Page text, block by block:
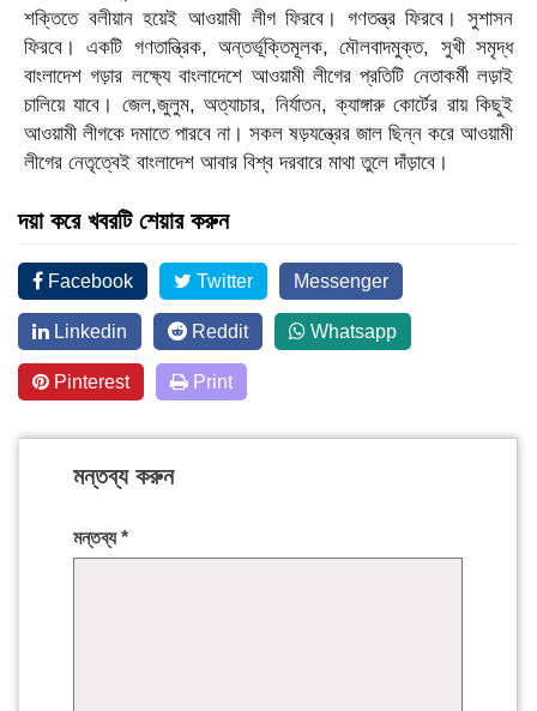
শক্তিতে বলীয়ান হয়েই আওয়ামী লীগ ফিরবে। গণতন্ত্র ফিরবে। সুশাসন
ফিরবে। একটি গণতান্ত্রিক, অন্তর্ভূক্তিমূলক, মৌলবাদমুক্ত, সুখী সমৃদ্ধ
বাংলাদেশ গড়ার লক্ষ্যে বাংলাদেশে আওয়ামী লীগের প্রতিটি নেতাকর্মী লড়াই
চালিয়ে যাবে। জেল,জুলুম, অত্যাচার, নির্যাতন, ক্যাঙ্গারু কোর্টের রায় কিছুই
আওয়ামী লীগকে দমাতে পারবে না। সকল ষড়যন্ত্রের জাল ছিন্ন করে আওয়ামী
লীগের নেতৃত্বেই বাংলাদেশ আবার বিশ্ব দরবারে মাথা তুলে দাঁড়াবে।
দয়া করে খবরটি শেয়ার করুন
Facebook Twitter Messenger
Linkedin Reddit Whatsapp
Pinterest Print
মন্তব্য করুন
মন্তব্য*